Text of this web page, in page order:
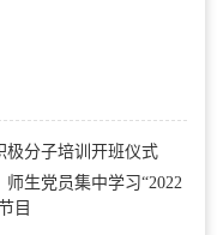
极分子培训开班仪式
生党员集中学习“2022
目